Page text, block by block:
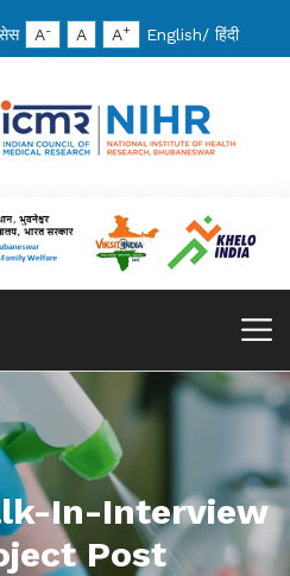
A- A A+ English/ हिंदी
In-Interview
Post